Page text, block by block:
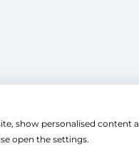
kat) használ a
show personalised content
open the settings.